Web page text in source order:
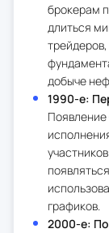
брокерам
длиться
добыче
1990-е:
Появление
графиков.
2000-е: